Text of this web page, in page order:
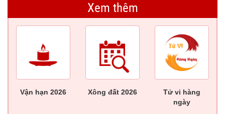
Xem thêm
Vận hạn 2026 Xông đất 2026
Tử vi hàng
ngày